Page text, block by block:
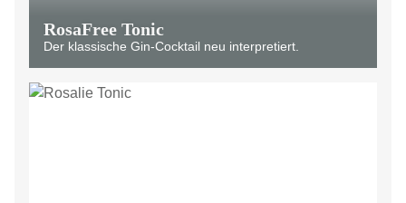
RosaFree Tonic
Der klassische Gin-Cocktail neu interpretiert.